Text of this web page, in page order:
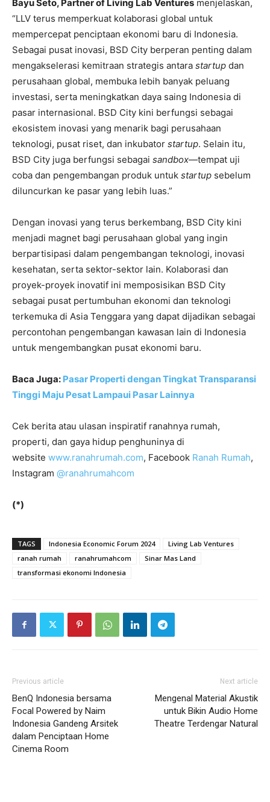
Bayu Seto, Partner of Living Lab Ventures menjelaskan,
“LLV terus memperkuat kolaborasi global untuk
mempercepat penciptaan ekonomi baru di Indonesia.
Sebagai pusat inovasi, BSD City berperan penting dalam
mengakselerasi kemitraan strategis antara startup dan
perusahaan global, membuka lebih banyak peluang
investasi, serta meningkatkan daya saing Indonesia di
pasar internasional. BSD City kini berfungsi sebagai
ekosistem inovasi yang menarik bagi perusahaan
teknologi, pusat riset, dan inkubator startup. Selain itu,
BSD City juga berfungsi sebagai sandbox—tempat uji
coba dan pengembangan produk untuk startup sebelum
diluncurkan ke pasar yang lebih luas.”
Dengan inovasi yang terus berkembang, BSD City kini
menjadi magnet bagi perusahaan global yang ingin
berpartisipasi dalam pengembangan teknologi, inovasi
kesehatan, serta sektor-sektor lain. Kolaborasi dan
proyek-proyek inovatif ini memposisikan BSD City
sebagai pusat pertumbuhan ekonomi dan teknologi
terkemuka di Asia Tenggara yang dapat dijadikan sebagai
percontohan pengembangan kawasan lain di Indonesia
untuk mengembangkan pusat ekonomi baru.
Baca Juga: Pasar Properti dengan Tingkat Transparansi
Tinggi Maju Pesat Lampaui Pasar Lainnya
Cek berita atau ulasan inspiratif ranahnya rumah,
properti, dan gaya hidup penghuninya di
website www.ranahrumah.com, Facebook Ranah Rumah,
Instagram @ranahrumahcom
(*)
TAGS Indonesia Economic Forum 2024
Living Lab Ventures
ranah rumah
ranahrumahcom
Sinar Mas Land
transformasi ekonomi Indonesia
Previous article
BenQ Indonesia bersama
Focal Powered by Naim
Indonesia Gandeng Arsitek
dalam Penciptaan Home
Cinema Room
Next article
Mengenal Material Akustik
untuk Bikin Audio Home
Theatre Terdengar Natural